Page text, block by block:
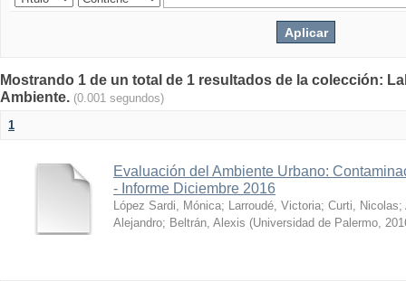
Mostrando 1 de un total de 1 resultados de la colección:
Ambiente. (0.001 segundos)
1
Evaluación del Ambiente Urbano:
- Informe Diciembre 2016
López Sardi, Mónica; Larroudé, Victoria; Curti, Nicolas;
Alejandro; Beltrán, Alexis (Universidad de Palermo,